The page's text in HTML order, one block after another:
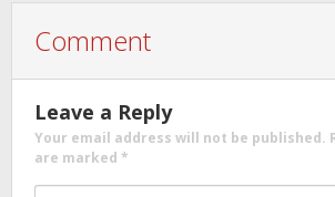
Comment
Leave a Reply
Your email address will not be published.
are marked *